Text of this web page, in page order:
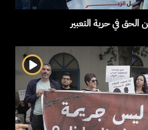
في حرية التعبير